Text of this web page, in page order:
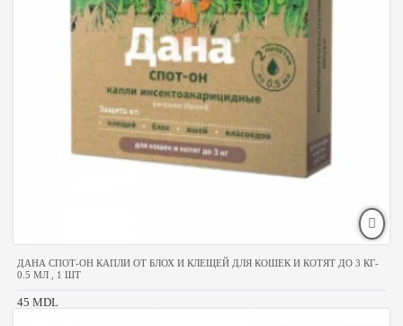
ДАНА СПОТ-ОН КАПЛИ ОТ БЛОХ И КЛЕЩЕЙ ДЛЯ КОШЕК И КОТЯТ ДО 3 КГ-
0.5 МЛ , 1 ШТ
45 MDL